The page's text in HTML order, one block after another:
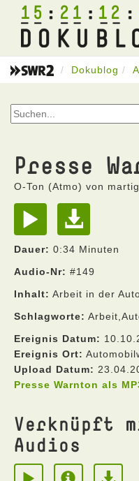
15 21 12
Dokublog
Presse
O-Ton (Atmo) von
Dauer: 0:34 Minuten
Audio-Nr: #149
Inhalt: Arbeit in der
Schlagworte:
Ereignis Datum:
Ereignis Ort:
Upload Datum:
Presse Warnton als
Verknüpft
Audios